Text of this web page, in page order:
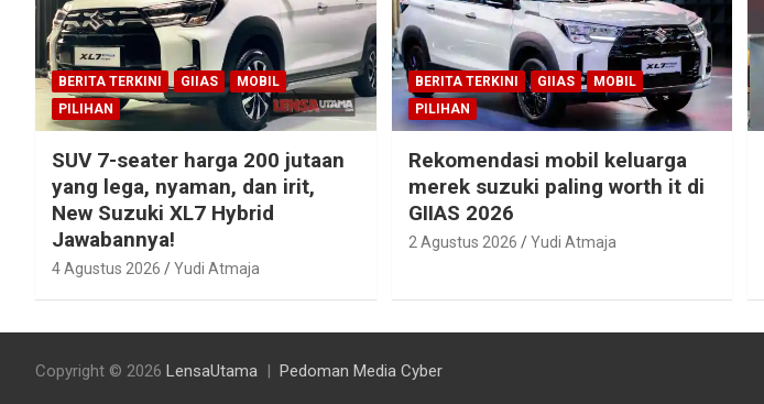
BERITA TERKINI GIIAS
MOBIL
PILIHAN
SUV 7-seater harga 200 jutaan
yang lega, nyaman, dan irit,
New Suzuki XL7 Hybrid
Jawabannya!
4 Agustus 2026 Yudi Atmaja
BERITA TERKINI GIIAS
MOBIL
PILIHAN
Rekomendasi mobil keluarga
merek suzuki paling worth it di
GIIAS 2026
2 Agustus 2026 Yudi Atmaja
Copyright © 2026 LensaUtama Pedoman Media Cyber